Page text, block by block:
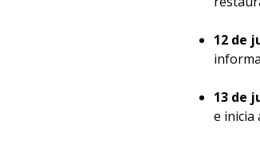
12 de
13 de
e inicia